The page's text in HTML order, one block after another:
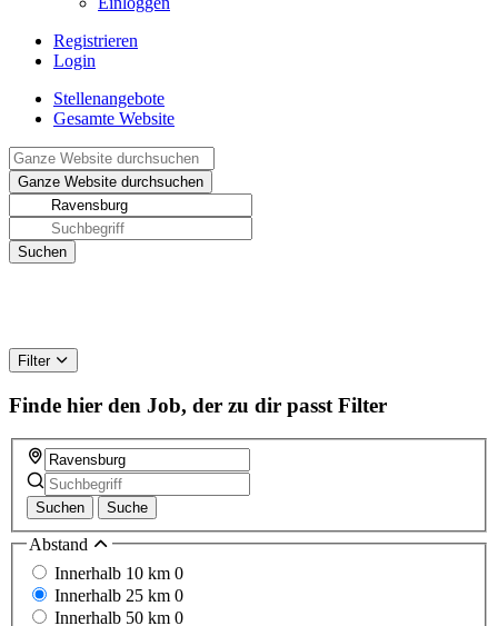
Registrieren
Login
Stellenangebote
Gesamte Website
Filter
Finde hier den Job, der zu dir passt Filter
Suchen Suche
Abstand
Innerhalb 10 km 0
Innerhalb 25 km 0
Innerhalb 50 km 0